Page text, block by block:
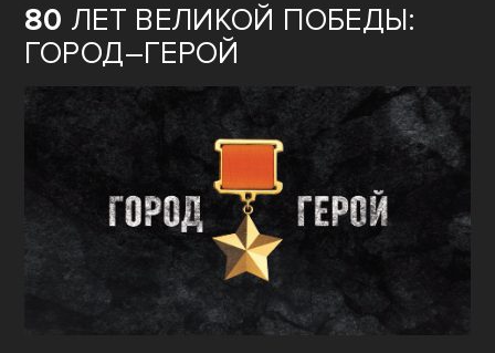
80 ЛЕТ ВЕЛИКОЙ ПОБЕДЫ:
ГОРОД–ГЕРОЙ